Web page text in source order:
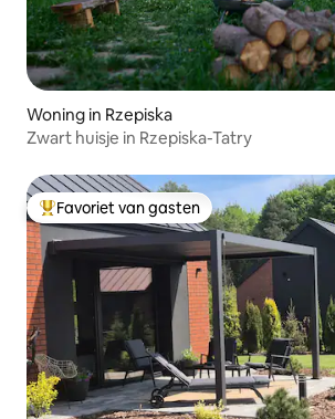
Woning in Rzepiska
Zwart huisje in Rzepiska-Tatry
Topfavoriet van gasten
Favoriet van gasten